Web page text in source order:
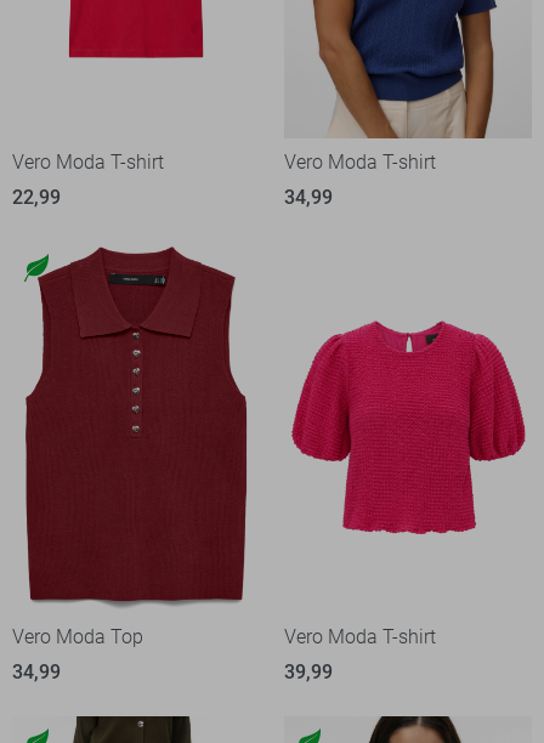
Vero Moda T-shirt
22,99
Vero Moda T-shirt
34,99
Vero Moda Top
34,99
Vero Moda T-shirt
39,99